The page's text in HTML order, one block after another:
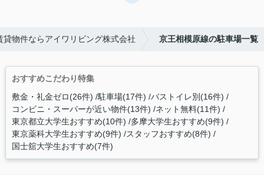
貸物件ならアイワリビング株式会社 京王相模原線の駐車場一覧
おすすめこだわり特集
敷金・礼金ゼロ(26件) 駐車場(17件) バストイレ別(16件)
コンビニ・スーパーが近い物件(13件) ネット無料(11件)
東京都立大学生おすすめ(10件) 多摩大学生おすすめ(9件)
東京薬科大学生おすすめ(9件) スタッフおすすめ(8件)
国士舘大学生おすすめ(7件)